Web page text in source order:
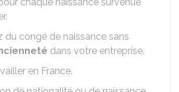
du congé de naissance sans
dans votre entreprise.
en France.